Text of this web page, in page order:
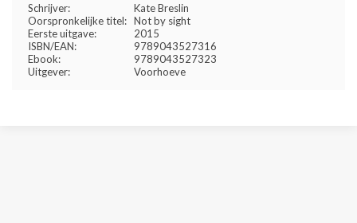
Schrijver:
Kate Breslin
Oorspronkelijke titel: Not by sight
Eerste uitgave:
2015
ISBN/EAN:
9789043527316
Ebook:
9789043527323
Uitgever:
Voorhoeve